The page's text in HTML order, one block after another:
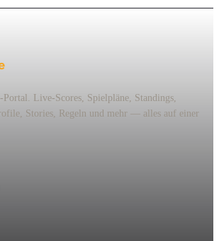
Portal. Live-Scores, Spielpläne, Standings,
Stories, Regeln und mehr — alles auf einer